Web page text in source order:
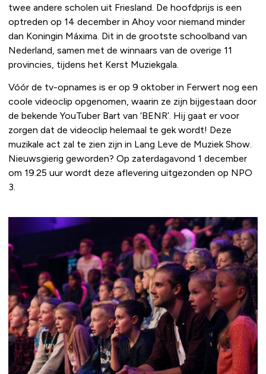
twee andere scholen uit Friesland. De hoofdprijs is een
optreden op 14 december in Ahoy voor niemand minder
dan Koningin Máxima. Dit in de grootste schoolband van
Nederland, samen met de winnaars van de overige 11
provincies, tijdens het Kerst Muziekgala.
Vóór de tv-opnames is er op 9 oktober in Ferwert nog een
coole videoclip opgenomen, waarin ze zijn bijgestaan door
de bekende YouTuber Bart van ‘BENR’. Hij gaat er voor
zorgen dat de videoclip helemaal te gek wordt! Deze
muzikale act zal te zien zijn in Lang Leve de Muziek Show.
Nieuwsgierig geworden? Op zaterdagavond 1 december
om 19.25 uur wordt deze aflevering uitgezonden op NPO
3.